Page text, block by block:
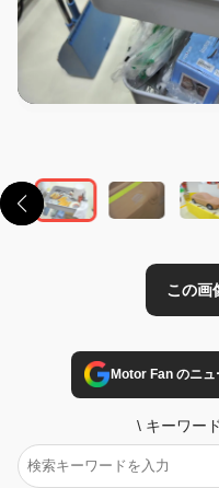
Motor Fan のニ
\ キーワー